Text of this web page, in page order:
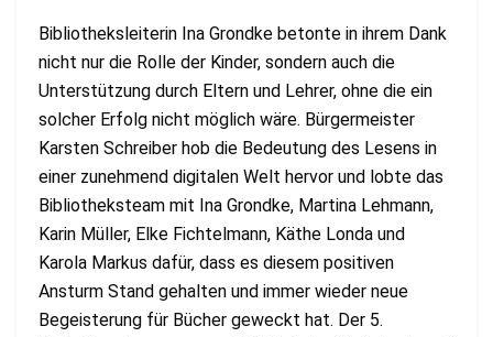
Bibliotheksleiterin Ina Grondke betonte in ihrem Dank
nicht nur die Rolle der Kinder, sondern auch die
Unterstützung durch Eltern und Lehrer, ohne die ein
solcher Erfolg nicht möglich wäre. Bürgermeister
Karsten Schreiber hob die Bedeutung des Lesens in
einer zunehmend digitalen Welt hervor und lobte das
Bibliotheksteam mit Ina Grondke, Martina Lehmann,
Karin Müller, Elke Fichtelmann, Käthe Londa und
Karola Markus dafür, dass es diesem positiven
Ansturm Stand gehalten und immer wieder neue
Begeisterung für Bücher geweckt hat. Der 5.